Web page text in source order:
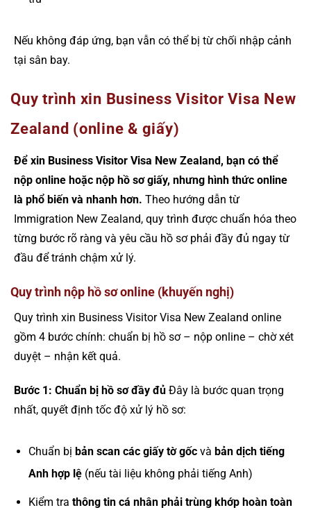
Nếu không đáp ứng, bạn vẫn có thể bị từ chối nhập cảnh
tại sân bay.
Quy trình xin Business Visitor Visa New
Zealand (online & giấy)
Để xin Business Visitor Visa New Zealand, bạn có thể
nộp online hoặc nộp hồ sơ giấy, nhưng hình thức online
là phổ biến và nhanh hơn. Theo hướng dẫn từ
Immigration New Zealand, quy trình được chuẩn hóa theo
từng bước rõ ràng và yêu cầu hồ sơ phải đầy đủ ngay từ
đầu để tránh chậm xử lý.
Quy trình nộp hồ sơ online (khuyến nghị)
Quy trình xin Business Visitor Visa New Zealand online
gồm 4 bước chính: chuẩn bị hồ sơ – nộp online – chờ xét
duyệt – nhận kết quả.
Bước 1: Chuẩn bị hồ sơ đầy đủ Đây là bước quan trọng
nhất, quyết định tốc độ xử lý hồ sơ:
Chuẩn bị bản scan các giấy tờ gốcvà bản dịch tiếng
Anh hợp lệ(nếu tài liệu không phải tiếng Anh)
Kiểm tra thông tin cá nhân phải trùng khớp hoàn toàn